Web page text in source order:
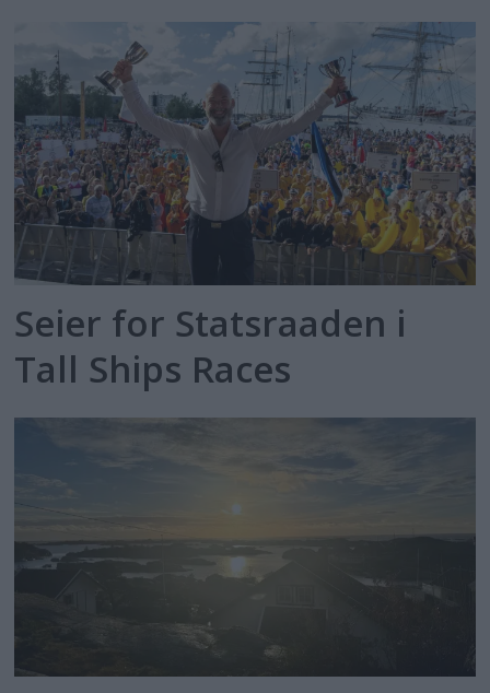
Seier for Statsraaden i
Tall Ships Races